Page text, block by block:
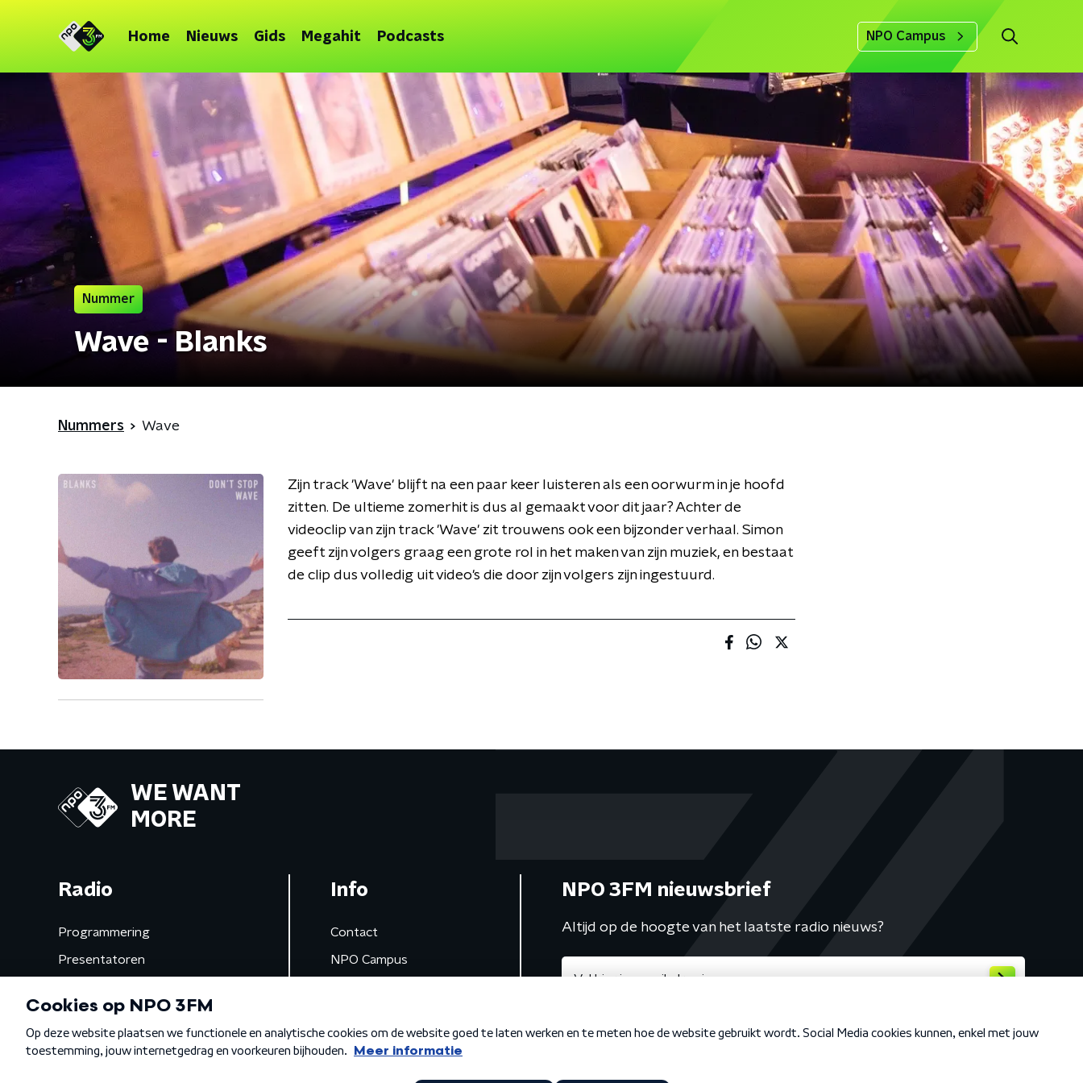
Home Nieuws Gids Megahit Podcasts NPO Campus
Nummer
Wave - Blanks
Nummers Wave
Zijn track 'Wave' blijft na een paar keer luisteren als een oorwurm in je hoofd
zitten. De ultieme zomerhit is dus al gemaakt voor dit jaar? Achter de
videoclip van zijn track 'Wave' zit trouwens ook een bijzonder verhaal. Simon
geeft zijn volgers graag een grote rol in het maken van zijn muziek, en bestaat
de clip dus volledig uit video's die door zijn volgers zijn ingestuurd.
WE WANT
MORE
Radio
Programmering
Presentatoren
Gemist
Info
Contact
NPO Campus
NPO 3FM nieuwsbrief
Altijd op de hoogte van het laatste radio nieuws?
Algemene voorwaarden Privacybeleid